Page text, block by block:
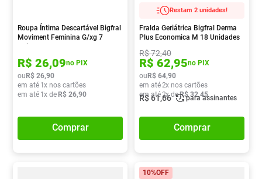
Roupa Íntima Descartável Bigfral
Moviment Feminina G/xg 7
Unidades
R$ 26,09no PIX
ouR$ 26,90
em até 1x nos cartões
em até 1x deR$ 26,90
Comprar
Restam 2 unidades!
Fralda Geriátrica Bigfral Derma
Plus Economica M 18 Unidades
R$72,40
R$ 62,95no PIX
ouR$ 64,90
em até2x nos cartões
em até2x deR$ 32,45
R$61,66 para assinantes
Comprar
10%OFF